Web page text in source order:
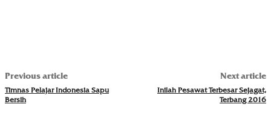
Previous article
Timnas Pelajar Indonesia Sapu
Bersih
Next article
Inilah Pesawat Terbesar Sejagat,
Terbang 2016